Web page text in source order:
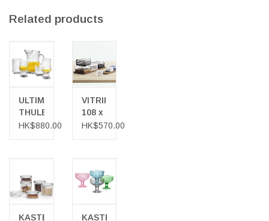
Mariskooli是珍貴的設計，也是許多芬蘭家庭的一部分。備受喜愛的
膩的凹槽覆蓋了碗的底部和莖部。裝飾性餐具非常適合用作家居裝
飾品或擺放食用堅果和糖果。還可以製作精美的甜點盤，用於冰淇
佈置。清新的雨水增添了現代感。是美麗的婚禮或喬遷禮物。
Related products
ULTIMA
THULE
玻璃器
HK$880.00
VITRIINI
108 x
108
HK$570.00
KASTEHELMI
KASTEHELMI